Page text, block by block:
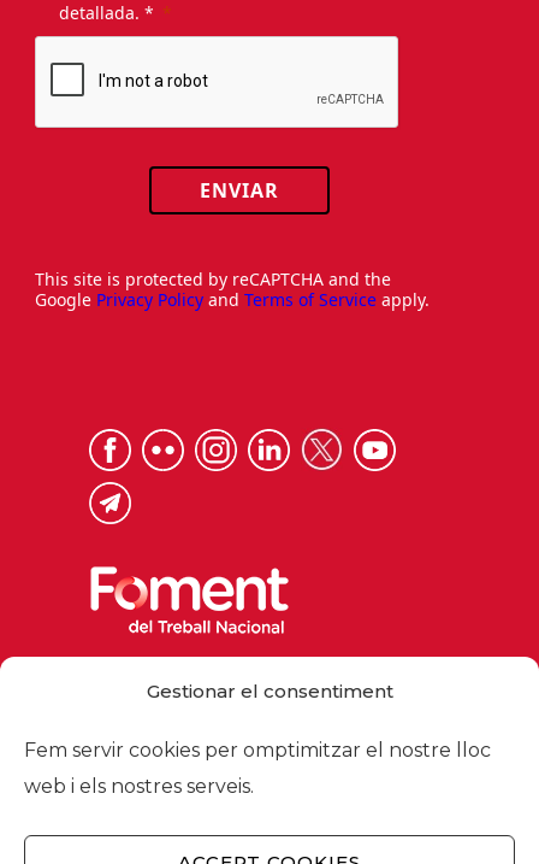
Gestionar el consentiment
Fem servir cookies per omptimitzar el nostre lloc
web i els nostres serveis.
detallada. *
ENVIAR
This site is protected by reCAPTCHA and the
Google Privacy Policy and Terms of Service apply.
foment@foment.com